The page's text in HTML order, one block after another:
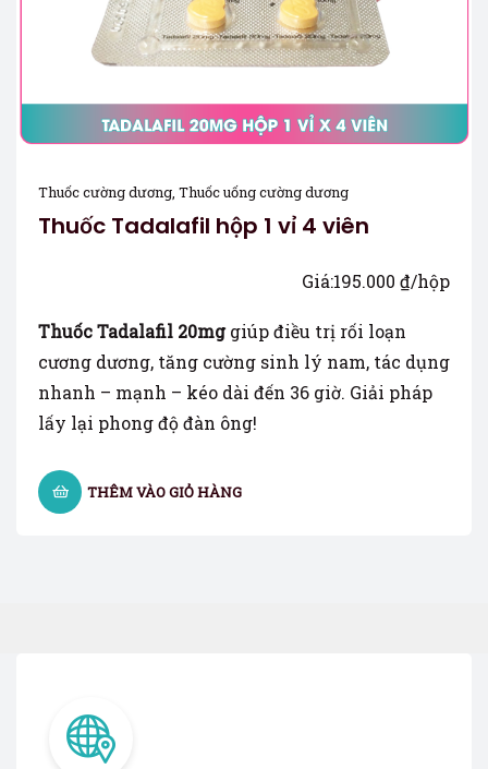
Thuốc cường dương, Thuốc uống cường dương
Thuốc Tadalafil hộp 1 vỉ 4 viên
Giá:195.000 ₫/hộp
Thuốc Tadalafil 20mggiúp điều trị rối loạn
cương dương, tăng cường sinh lý nam, tác dụng
nhanh – mạnh – kéo dài đến 36 giờ. Giải pháp
lấy lại phong độ đàn ông!
THÊM VÀO GIỎ HÀNG